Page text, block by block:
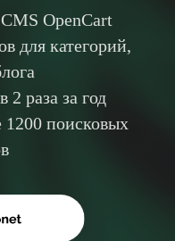
OpenCart
для категорий,
2 раза за год
поисковых